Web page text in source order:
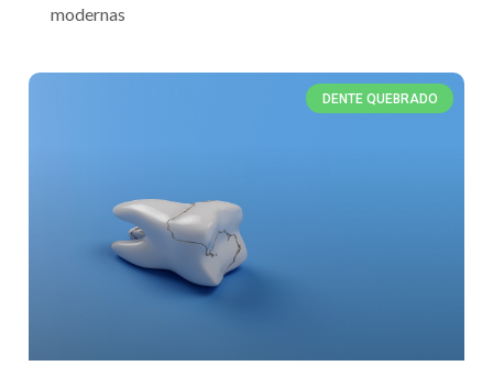
modernas
DENTE QUEBRADO